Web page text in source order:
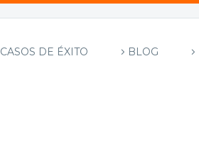
CASOS DE ÉXITO BLOG